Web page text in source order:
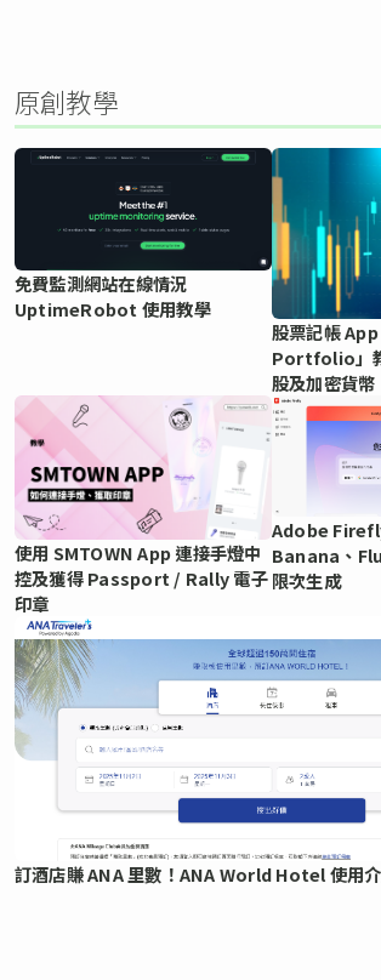
原創教學
免費監測網站在線情況
UptimeRobot 使用教學
股票記帳
Portfolio」
股及加密貨幣
使用 SMTOWN App 連接手燈中
控及獲得 Passport / Rally 電子
印章
Adobe
Banana、
限次生成
訂酒店賺 ANA 里數！ANA World Hotel 使用